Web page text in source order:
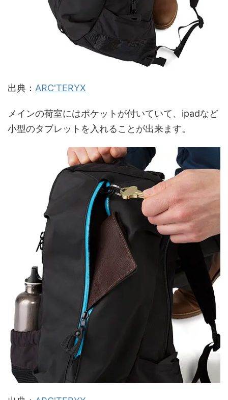
出典： ARC'TERYX
メインの荷室にはポケットが付いていて、ipadなど
小型のタブレットを入れることが出来ます。